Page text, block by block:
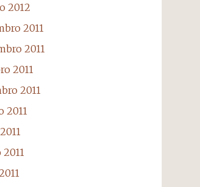
2012
2011
2011
2011
2011
2011